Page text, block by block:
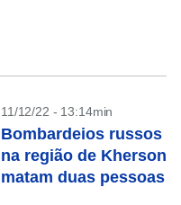
11/12/22 - 13:14min
Bombardeios russos
na região de Kherson
matam duas pessoas